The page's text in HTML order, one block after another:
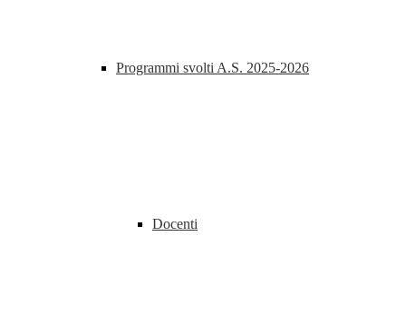
Programmi svolti A.S. 2025-2026
Docenti